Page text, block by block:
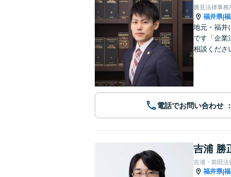
勝見法律事務
福井県|
地元・福井
です「企業
相談くださ
電話でお問い合わせ
吉浦 勝
吉浦・前田法
福井県|